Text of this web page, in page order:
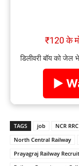
₹120 के
डिलीवरी बॉय को
▶
TAGS job
NCR
North Central Railway
Prayagraj Railway